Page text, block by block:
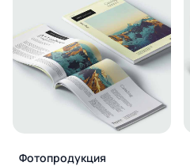
Фотопродукция